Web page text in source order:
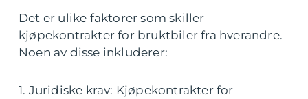
Det er ulike faktorer som skiller
kjøpekontrakter for bruktbiler fra hverandre.
Noen av disse inkluderer:
1. Juridiske krav: Kjøpekontrakter for